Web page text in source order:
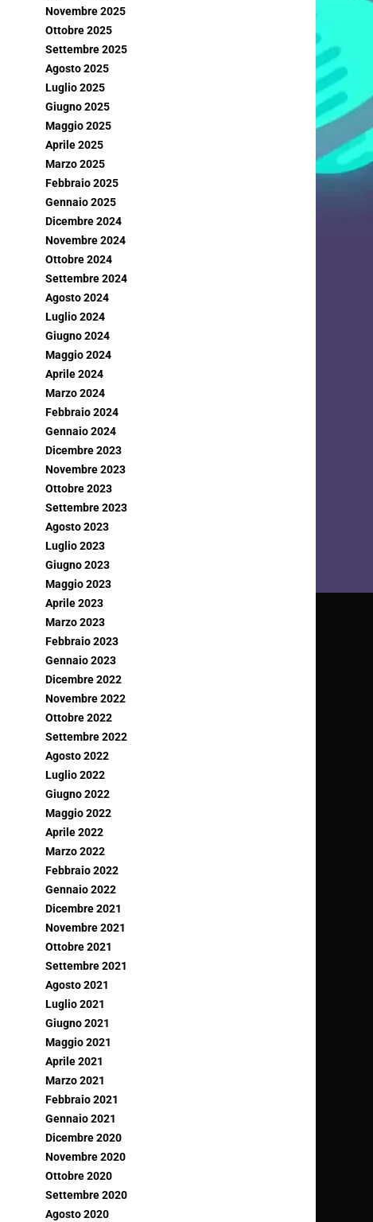
Novembre 2025
Ottobre 2025
Settembre 2025
Agosto 2025
Luglio 2025
Giugno 2025
Maggio 2025
Aprile 2025
Marzo 2025
Febbraio 2025
Gennaio 2025
Dicembre 2024
Novembre 2024
Ottobre 2024
Settembre 2024
Agosto 2024
Luglio 2024
Giugno 2024
Maggio 2024
Aprile 2024
Marzo 2024
Febbraio 2024
Gennaio 2024
Dicembre 2023
Novembre 2023
Ottobre 2023
Settembre 2023
Agosto 2023
Luglio 2023
Giugno 2023
Maggio 2023
Aprile 2023
Marzo 2023
Febbraio 2023
Gennaio 2023
Dicembre 2022
Novembre 2022
Ottobre 2022
Settembre 2022
Agosto 2022
Luglio 2022
Giugno 2022
Maggio 2022
Aprile 2022
Marzo 2022
Febbraio 2022
Gennaio 2022
Dicembre 2021
Novembre 2021
Ottobre 2021
Settembre 2021
Agosto 2021
Luglio 2021
Giugno 2021
Maggio 2021
Aprile 2021
Marzo 2021
Febbraio 2021
Gennaio 2021
Dicembre 2020
Novembre 2020
Ottobre 2020
Settembre 2020
Agosto 2020